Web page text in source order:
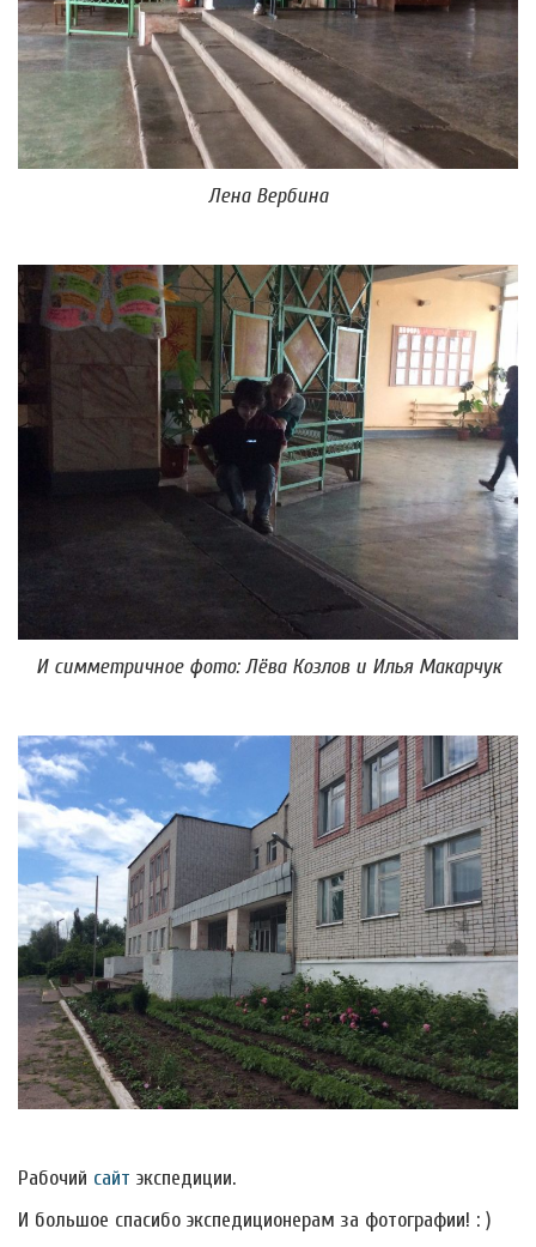
Лена Вербина
И симметричное фото: Лёва Козлов и Илья Макарчук
Рабочий сайт экспедиции.
И большое спасибо экспедиционерам за фотографии! : )